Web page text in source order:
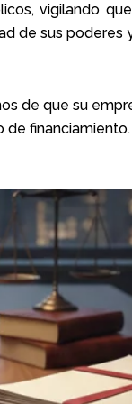
vigilando
de sus poderes
de que su
de financiamiento.